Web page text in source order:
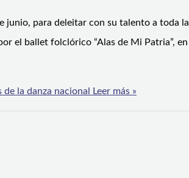
junio, para deleitar con su talento a toda la
el ballet folclórico “Alas de Mi Patria”, en
la danza nacional Leer más »